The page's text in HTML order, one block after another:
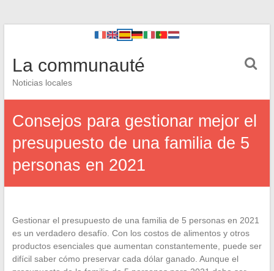
La communauté
Noticias locales
Consejos para gestionar mejor el
presupuesto de una familia de 5
personas en 2021
Gestionar el presupuesto de una familia de 5 personas en 2021
es un verdadero desafío. Con los costos de alimentos y otros
productos esenciales que aumentan constantemente, puede ser
difícil saber cómo preservar cada dólar ganado. Aunque el